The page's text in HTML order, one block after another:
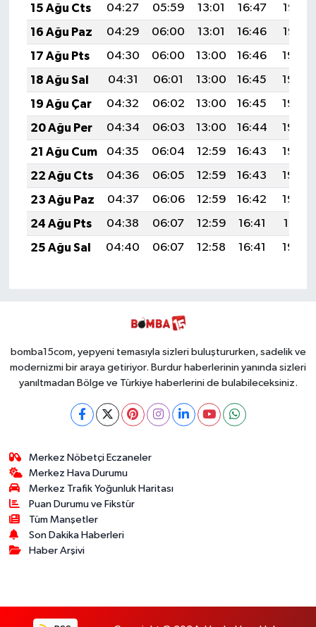
15 Ağu Cts
04:27 05:59 13:01 16:47
19:53
16 Ağu Paz
04:29 06:00 13:01 16:46
19:52
17 Ağu Pts
04:30 06:00 13:00 16:46
19:50
18 Ağu Sal
04:31 06:01 13:00 16:45
19:49
19 Ağu Çar
04:32 06:02 13:00 16:45
19:48
20 Ağu Per
04:34 06:03 13:00 16:44
19:46
21 Ağu Cum
04:35 06:04 12:59 16:43
19:45
22 Ağu Cts
04:36 06:05 12:59 16:43
19:44
23 Ağu Paz
04:37 06:06 12:59 16:42
19:42
24 Ağu Pts
04:38 06:07 12:59 16:41
19:41
25 Ağu Sal
04:40 06:07 12:58 16:41 19:39
bomba15com, yepyeni temasıyla sizleri buluştururken, sadelik ve
modernizmi bir araya getiriyor. Burdur haberlerinin yanında sizleri
yanıltmadan Bölge ve Türkiye haberlerini de bulabileceksiniz.
Merkez Nöbetçi Eczaneler
Merkez Hava Durumu
Merkez Trafik Yoğunluk Haritası
Puan Durumu ve Fikstür
Tüm Manşetler
Son Dakika Haberleri
Haber Arşivi